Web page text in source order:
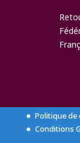
Politique
Conditions